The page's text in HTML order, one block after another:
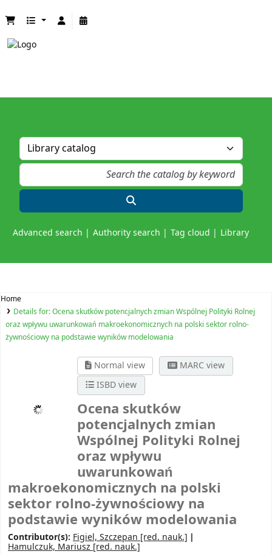
Advanced search Authority search Tag cloud Library
Home
Details for:Ocena skutków potencjalnych zmian Wspólnej Polityki Rolnej
oraz wpływu uwarunkowań makroekonomicznych na polski sektor rolno-
żywnościowy na podstawie wyników modelowania
Normal view
MARC view
ISBD view
Ocena skutków
potencjalnych zmian
Wspólnej Polityki Rolnej
oraz wpływu
uwarunkowań
makroekonomicznych na polski
sektor rolno-żywnościowy na
podstawie wyników modelowania
Contributor(s): Figiel, Szczepan [red. nauk.]
Hamulczuk, Mariusz [red. nauk.]